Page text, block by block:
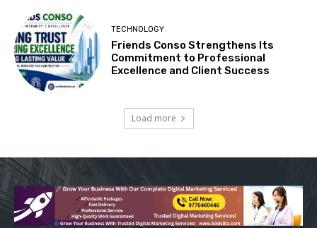
TECHNOLOGY
Friends Conso Strengthens Its
Commitment to Professional
Excellence and Client Success
Load more